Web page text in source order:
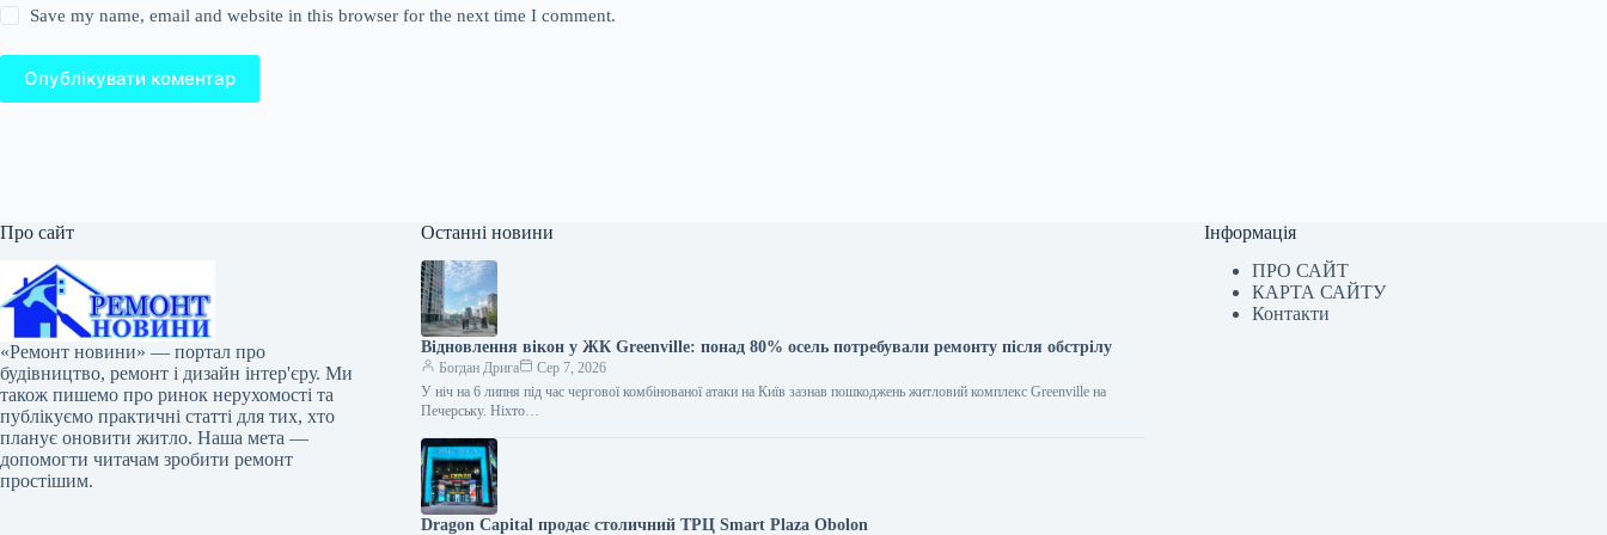
Save my name, email and website in this browser for the next time I comment.
Опублікувати коментар
Про сайт
«Ремонт новини» — портал про
будівництво, ремонт і дизайн інтер'єру. Ми
також пишемо про ринок нерухомості та
публікуємо практичні статті для тих, хто
планує оновити житло. Наша мета —
допомогти читачам зробити ремонт
простішим.
Останні новини
Відновлення вікон у ЖК Greenville: понад 80% осель потребували ремонту після обстрілу
Богдан Дрига
Сер 7, 2026
У ніч на 6 липня під час чергової комбінованої атаки на Київ зазнав пошкоджень житловий комплекс Greenville на
Печерську. Ніхто…
Dragon Capital продає столичний ТРЦ Smart Plaza Obolon
Інформація
ПРО САЙТ
КАРТА САЙТУ
Контакти